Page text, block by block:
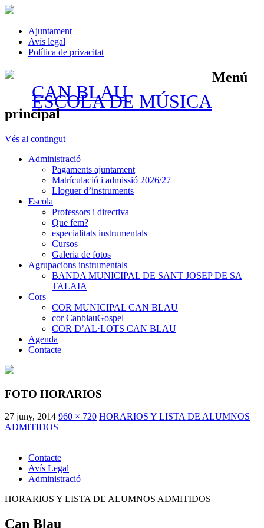
Ajuntament
Avís legal
Política de privacitat
CAN BLAU
ESCOLA DE MÚSICA
Menú
principal
Vés al contingut
Administració
Pagaments ajuntament
Matrículació i admissió 2026/27
Lloguer d’instruments
Escola
Professors i directiva
Que fem?
especialitats instrumentals
Cursos
Galeria de fotos
Agrupacions instrumentals
BANDA MUNICIPAL DE SANT JOSEP DE SA
TALAIA
Cors
COR MUNICIPAL CAN BLAU
cor CanblauGospel
COR D’AL·LOTS CAN BLAU
Agenda
Contacte
FOTO HORARIOS
27 juny, 2014 960 × 720 HORARIOS Y LISTA DE ALUMNOS
ADMITIDOS
Contacte
Avís Legal
Administració
HORARIOS Y LISTA DE ALUMNOS ADMITIDOS
Can Blau